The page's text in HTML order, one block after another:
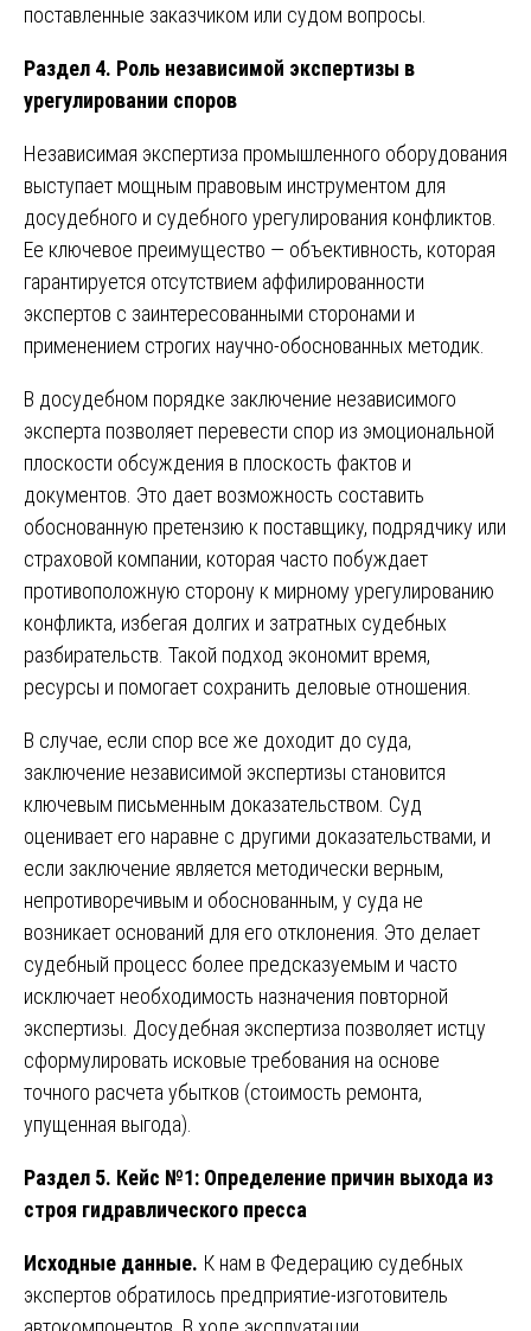
поставленные заказчиком или судом вопросы.
Раздел 4. Роль независимой экспертизы в
урегулировании споров
Независимая экспертиза промышленного оборудования
выступает мощным правовым инструментом для
досудебного и судебного урегулирования конфликтов.
Ее ключевое преимущество — объективность, которая
гарантируется отсутствием аффилированности
экспертов с заинтересованными сторонами и
применением строгих научно-обоснованных методик.
В досудебном порядке заключение независимого
эксперта позволяет перевести спор из эмоциональной
плоскости обсуждения в плоскость фактов и
документов. Это дает возможность составить
обоснованную претензию к поставщику, подрядчику или
страховой компании, которая часто побуждает
противоположную сторону к мирному урегулированию
конфликта, избегая долгих и затратных судебных
разбирательств. Такой подход экономит время,
ресурсы и помогает сохранить деловые отношения.
В случае, если спор все же доходит до суда,
заключение независимой экспертизы становится
ключевым письменным доказательством. Суд
оценивает его наравне с другими доказательствами, и
если заключение является методически верным,
непротиворечивым и обоснованным, у суда не
возникает оснований для его отклонения. Это делает
судебный процесс более предсказуемым и часто
исключает необходимость назначения повторной
экспертизы. Досудебная экспертиза позволяет истцу
сформулировать исковые требования на основе
точного расчета убытков (стоимость ремонта,
упущенная выгода).
Раздел 5. Кейс №1: Определение причин выхода из
строя гидравлического пресса
Исходные данные. К нам в Федерацию судебных
экспертов обратилось предприятие-изготовитель